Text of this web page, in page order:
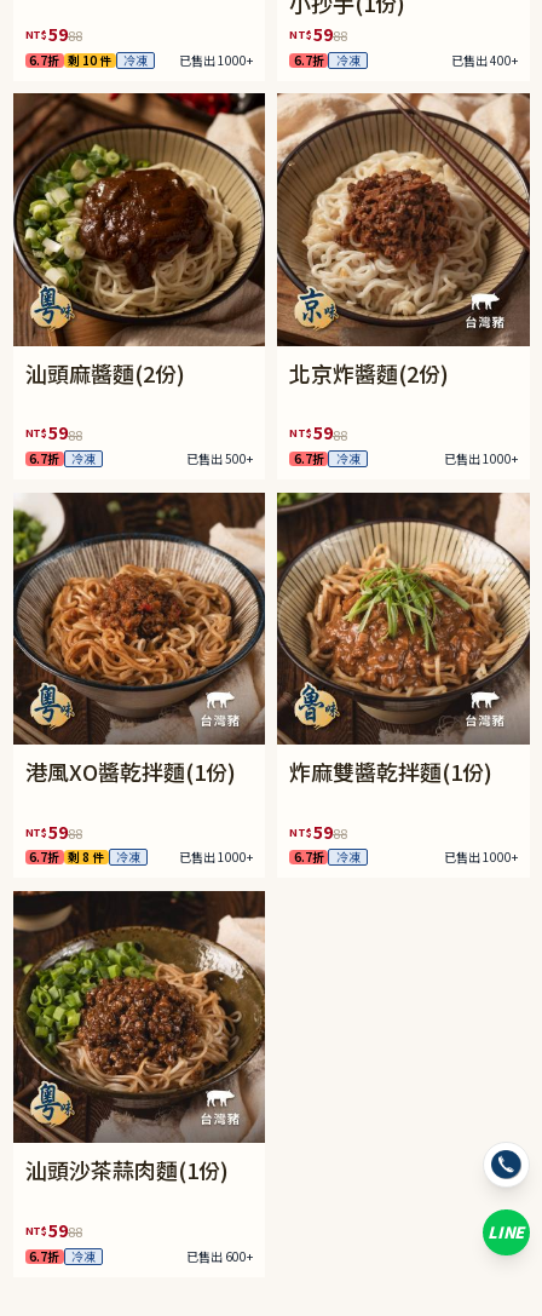
NT$5988
6.7折 剩 10 件 冷凍 已售出 1000+
NT$5988
6.7折 冷凍 已售出 400+
汕頭麻醬麵(2份)
NT$5988
6.7折 冷凍 已售出 500+
北京炸醬麵(2份)
NT$5988
6.7折 冷凍 已售出 1000+
港風XO醬乾拌麵(1份)
NT$5988
6.7折 剩 8 件 冷凍 已售出 1000+
炸麻雙醬乾拌麵(1份)
NT$5988
6.7折 冷凍 已售出 1000+
汕頭沙茶蒜肉麵(1份)
NT$5988
6.7折 冷凍 已售出 600+
LINE